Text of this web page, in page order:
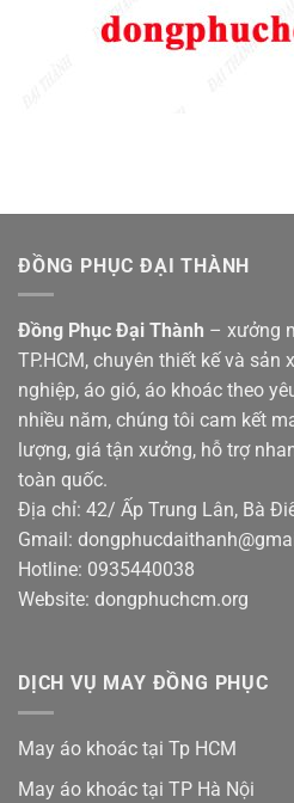
ĐỒNG PHỤC ĐẠI THÀNH
Đồng Phục Đại Thành – xưởng
TP.HCM, chuyên thiết kế và sản
nghiệp, áo gió, áo khoác theo
nhiều năm, chúng tôi cam kết
lượng, giá tận xưởng, hỗ trợ
toàn quốc.
Địa chỉ: 42/ Ấp Trung Lân, Bà
Gmail:
Hotline: 0935440038
Website: dongphuchcm.org
DỊCH VỤ MAY ĐỒNG PHỤC
May áo khoác tại Tp HCM
May áo khoác tại TP Hà Nội